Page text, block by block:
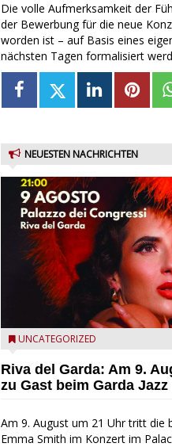
Die volle Aufmerksamkeit der
der Bewerbung für die neue
worden ist – auf Basis eines
nächsten Tagen formalisiert
NEUESTEN NACHRICHTEN
Riva del Garda - Emma Smith zu
UNCATEGORIZED
Riva del Garda: Am 9.
zu Gast beim Garda
Am 9. August um 21 Uhr tritt die
Emma Smith im Konzert im